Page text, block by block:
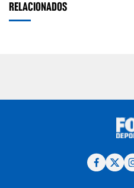
RELACIONADOS